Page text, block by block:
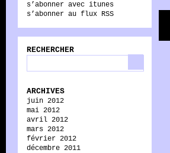
s’abonner avec itunes
s’abonner au flux RSS
RECHERCHER
ARCHIVES
juin 2012
mai 2012
avril 2012
mars 2012
février 2012
décembre 2011